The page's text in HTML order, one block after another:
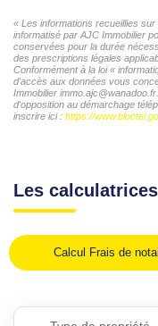
« Les informations recueillies
informatisé par AJC Immobilier
conservées pour la durée
des prescriptions légales
Conformément à la loi «
d'accès aux données vous
Immobilier
d'opposition au démarchage
inscrire ici : https://
Les calculatrices
Calcul Frais de